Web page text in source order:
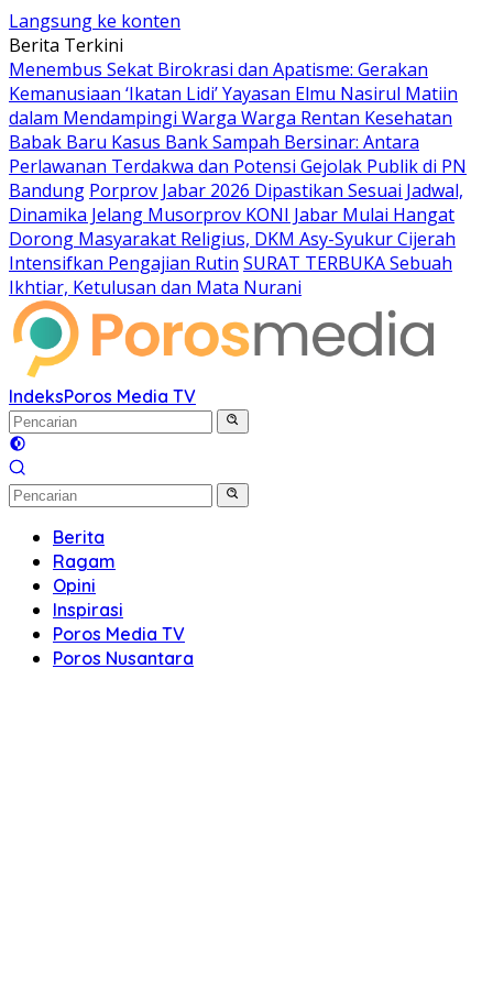
Langsung ke konten
Berita Terkini
Menembus Sekat Birokrasi dan Apatisme: Gerakan
Kemanusiaan ‘Ikatan Lidi’ Yayasan Elmu Nasirul Matiin
dalam Mendampingi Warga Warga Rentan Kesehatan
Babak Baru Kasus Bank Sampah Bersinar: Antara
Perlawanan Terdakwa dan Potensi Gejolak Publik di PN
Bandung Porprov Jabar 2026 Dipastikan Sesuai Jadwal,
Dinamika Jelang Musorprov KONI Jabar Mulai Hangat
Dorong Masyarakat Religius, DKM Asy-Syukur Cijerah
Intensifkan Pengajian Rutin SURAT TERBUKA Sebuah
Ikhtiar, Ketulusan dan Mata Nurani
IndeksPoros Media TV
Berita
Ragam
Opini
Inspirasi
Poros Media TV
Poros Nusantara